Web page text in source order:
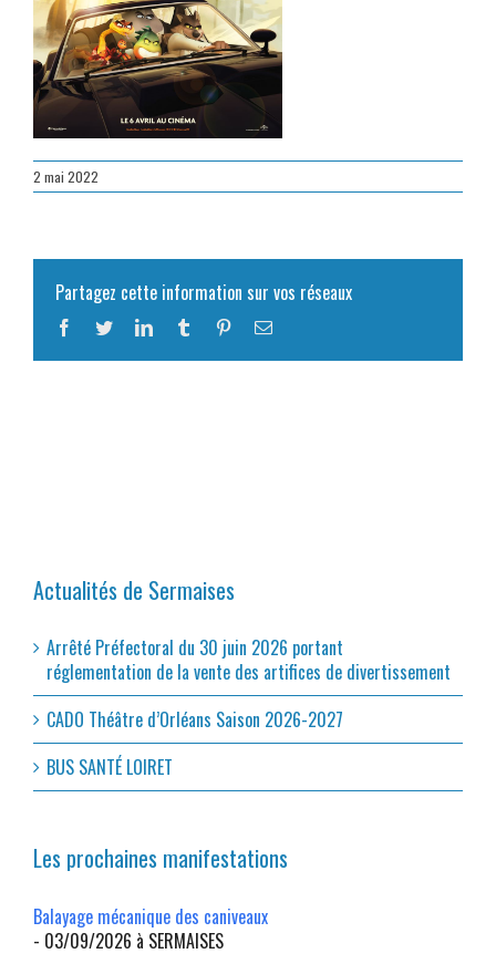
2 mai 2022
Partagez cette information sur vos réseaux
Facebook
TwitterLinkedInTumblr PinterestEmail
Actualités de Sermaises
Arrêté Préfectoral du 30 juin 2026 portant
réglementation de la vente des artifices de divertissement
CADO Théâtre d’Orléans Saison 2026-2027
BUS SANTÉ LOIRET
Les prochaines manifestations
Balayage mécanique des caniveaux
- 03/09/2026 à SERMAISES